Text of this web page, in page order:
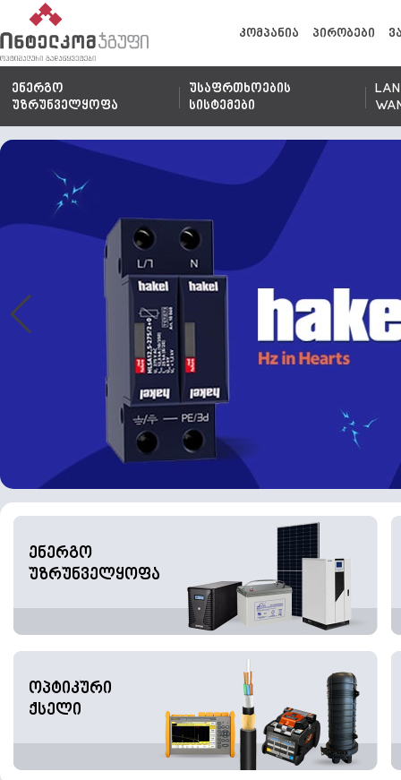
კომპანია პირობები
ენერგო
უზრუნველყოფა
უსაფრთხოების
სისტემები
ენერგო
უზრუნველყოფა
ოპტიკური
ქსელი